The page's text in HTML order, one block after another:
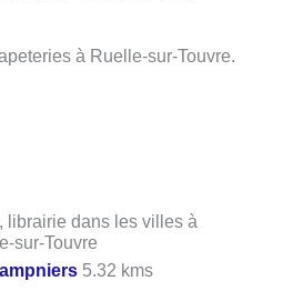
à Ruelle-sur-Touvre.
librairie dans les villes à
sur-Touvre
5.32 kms